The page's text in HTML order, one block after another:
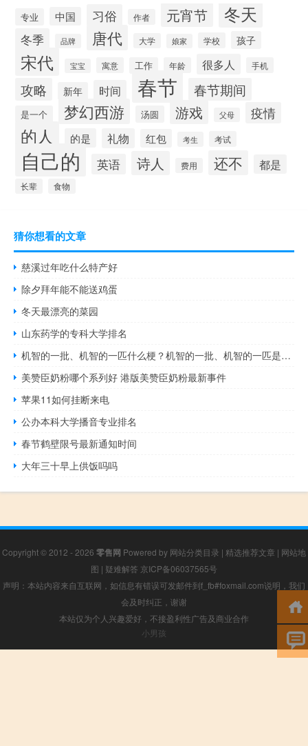
专业 中国 习俗 作者 元宵节 冬天
冬季 品牌 唐代 大学 娘家 学校 孩子
宋代 宝宝 寓意 工作 年龄 很多人 手机
攻略 新年 时间 春节 春节期间
是一个 梦幻西游 汤圆 游戏 父母 疫情
的人 的是 礼物 红包 考生 考试
自己的 英语 诗人 费用 还不 都是
长辈 食物
猜你想看的文章
慈溪过年吃什么特产好
除夕拜年能不能送鸡蛋
冬天最漂亮的菜园
山东药学的专科大学排名
机智的一批、机智的一匹什么梗？机智的一批、机智的一匹是什么意思什么梗
美赞臣奶粉哪个系列好 港版美赞臣奶粉最新事件
苹果11如何挂断来电
公办本科大学播音专业排名
春节鹤壁限号最新通知时间
大年三十早上供饭吗吗
Copyright © 2012 - 2026 零售网 Powered by 网站分类目录 | 精选推荐文章 | 网站地
图 | 疑难解答 京ICP备06037565号
声明：本站内容来自互联网，如信息有错误可发邮件到f_fb#foxmail.com说明，我们
会及时纠正，谢谢
本站仅为个人兴趣爱好，不接盈利性广告及商业合作
小男孩